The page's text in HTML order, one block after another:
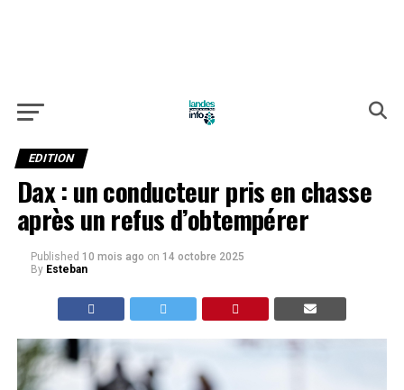
EDITION
Dax : un conducteur pris en chasse
après un refus d’obtempérer
Published 10 mois ago on 14 octobre 2025
By Esteban